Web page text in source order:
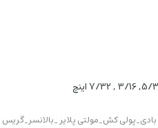
کش_مولتی پلایر